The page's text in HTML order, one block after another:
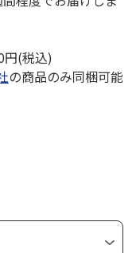
(税込)
の商品のみ同梱可能